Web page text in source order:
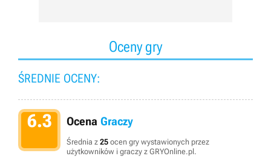
Oceny gry
ŚREDNIE OCENY:
6.3 Ocena Graczy
Średnia z 25 ocen gry wystawionych przez
użytkowników i graczy z GRYOnline.pl.